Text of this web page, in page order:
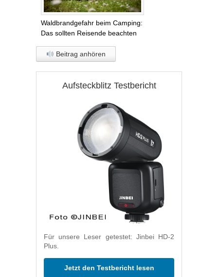
Waldbrandgefahr beim Camping:
Das sollten Reisende beachten
Beitrag anhören
Aufsteckblitz Testbericht
Für unsere Leser getestet: Jinbei HD-2
Plus.
Jetzt den Testbericht lesen